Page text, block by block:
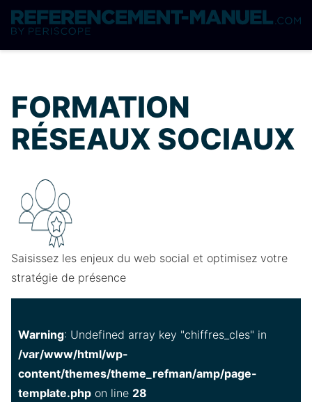
FORMATION
RÉSEAUX SOCIAUX
Saisissez les enjeux du web social et optimisez votre
stratégie de présence
Warning: Undefined array key "chiffres_cles" in
/var/www/html/wp-
content/themes/theme_refman/amp/page-
template.php on line 28